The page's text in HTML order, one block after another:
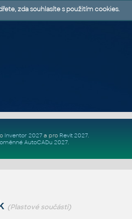
Inventor 2027a pro Revit 2027.
AutoCADu 2027.
(Plastové součásti)
zda souhlasíte s použitím cookies.